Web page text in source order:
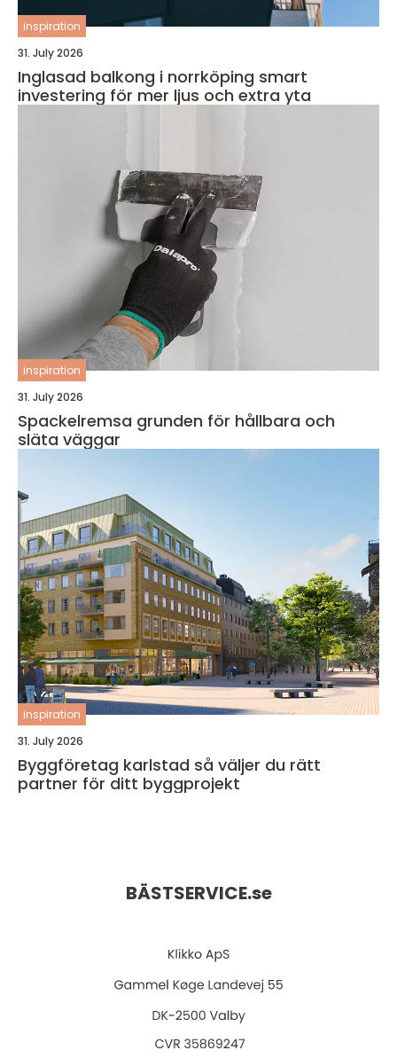
inspiration
31. July 2026
Inglasad balkong i norrköping smart
investering för mer ljus och extra yta
inspiration
31. July 2026
Spackelremsa grunden för hållbara och
släta väggar
inspiration
31. July 2026
Byggföretag karlstad så väljer du rätt
partner för ditt byggprojekt
BÄSTSERVICE.se